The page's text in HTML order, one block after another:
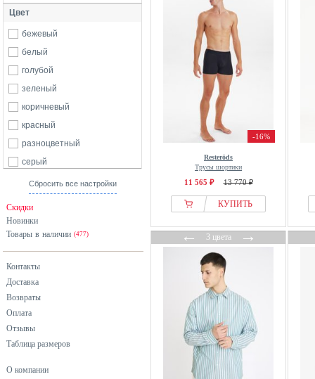
Цвет
бежевый
белый
голубой
зеленый
коричневый
красный
разноцветный
серый
синий
Сбросить все настройки
Скидки
Новинки
Товары в наличии (477)
Контакты
Доставка
Возвраты
Оплата
Отзывы
Таблица размеров
О компании
-16%
Resteröds
Трусы шортики
11 565 ₽ 13 770 ₽
КУПИТЬ
←3 цвета→